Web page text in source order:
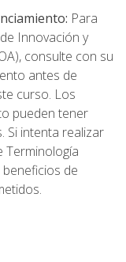
Para
Innovación y
consulte con su
antes de
curso. Los
pueden tener
Si intenta realizar
Terminología
de